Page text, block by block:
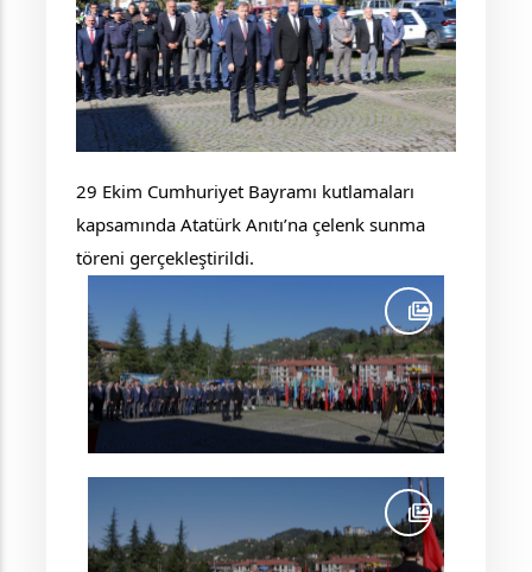
29 Ekim Cumhuriyet Bayramı kutlamaları
kapsamında Atatürk Anıtı’na çelenk sunma
töreni gerçekleştirildi.